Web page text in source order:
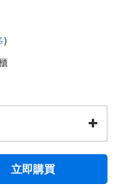
)
立即購買